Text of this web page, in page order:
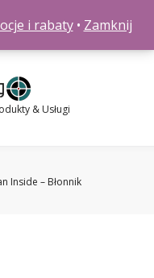
0
& Usługi
Inside – Błonnik
i rabaty• Zamknij